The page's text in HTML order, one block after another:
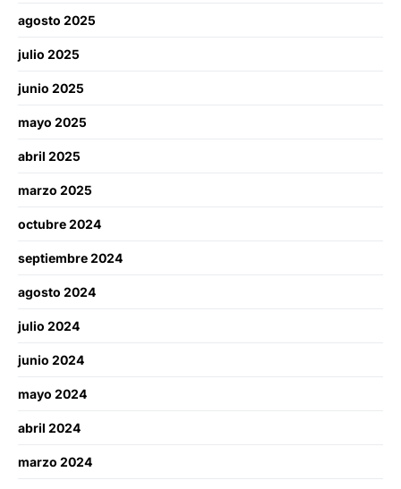
agosto 2025
julio 2025
junio 2025
mayo 2025
abril 2025
marzo 2025
octubre 2024
septiembre 2024
agosto 2024
julio 2024
junio 2024
mayo 2024
abril 2024
marzo 2024